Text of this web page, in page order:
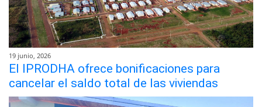
19 junio, 2026
El IPRODHA ofrece bonificaciones para
cancelar el saldo total de las viviendas